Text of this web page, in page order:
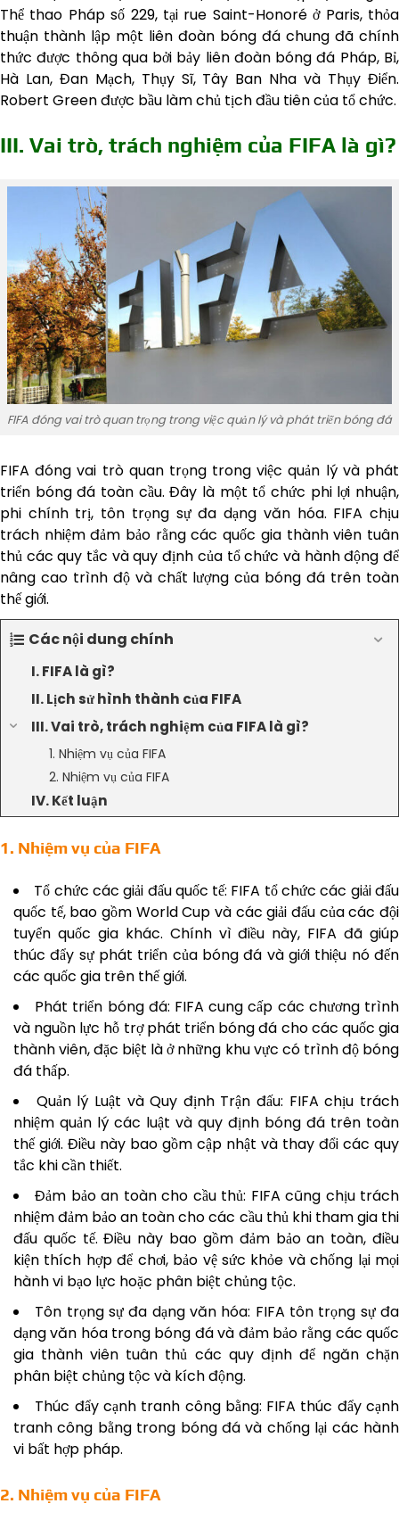
Thể thao Pháp số 229, tại rue Saint-Honoré ở Paris, thỏa
thuận thành lập một liên đoàn bóng đá chung đã chính
thức được thông qua bởi bảy liên đoàn bóng đá Pháp, Bỉ,
Hà Lan, Đan Mạch, Thụy Sĩ, Tây Ban Nha và Thụy Điển.
Robert Green được bầu làm chủ tịch đầu tiên của tổ chức.
III. Vai trò, trách nghiệm của FIFA là gì?
FIFA đóng vai trò quan trọng trong việc quản lý và phát triển bóng đá
FIFA đóng vai trò quan trọng trong việc quản lý và phát
triển bóng đá toàn cầu. Đây là một tổ chức phi lợi nhuận,
phi chính trị, tôn trọng sự đa dạng văn hóa. FIFA chịu
trách nhiệm đảm bảo rằng các quốc gia thành viên tuân
thủ các quy tắc và quy định của tổ chức và hành động để
nâng cao trình độ và chất lượng của bóng đá trên toàn
thế giới.
Các nội dung chính
I. FIFA là gì?
II. Lịch sử hình thành của FIFA
III. Vai trò, trách nghiệm của FIFA là gì?
1. Nhiệm vụ của FIFA
2. Nhiệm vụ của FIFA
IV. Kết luận
1. Nhiệm vụ của FIFA
Tổ chức các giải đấu quốc tế: FIFA tổ chức các giải đấu
quốc tế, bao gồm World Cup và các giải đấu của các đội
tuyển quốc gia khác. Chính vì điều này, FIFA đã giúp
thúc đẩy sự phát triển của bóng đá và giới thiệu nó đến
các quốc gia trên thế giới.
Phát triển bóng đá: FIFA cung cấp các chương trình
và nguồn lực hỗ trợ phát triển bóng đá cho các quốc gia
thành viên, đặc biệt là ở những khu vực có trình độ bóng
đá thấp.
Quản lý Luật và Quy định Trận đấu: FIFA chịu trách
nhiệm quản lý các luật và quy định bóng đá trên toàn
thế giới. Điều này bao gồm cập nhật và thay đổi các quy
tắc khi cần thiết.
Đảm bảo an toàn cho cầu thủ: FIFA cũng chịu trách
nhiệm đảm bảo an toàn cho các cầu thủ khi tham gia thi
đấu quốc tế. Điều này bao gồm đảm bảo an toàn, điều
kiện thích hợp để chơi, bảo vệ sức khỏe và chống lại mọi
hành vi bạo lực hoặc phân biệt chủng tộc.
Tôn trọng sự đa dạng văn hóa: FIFA tôn trọng sự đa
dạng văn hóa trong bóng đá và đảm bảo rằng các quốc
gia thành viên tuân thủ các quy định để ngăn chặn
phân biệt chủng tộc và kích động.
Thúc đẩy cạnh tranh công bằng: FIFA thúc đẩy cạnh
tranh công bằng trong bóng đá và chống lại các hành
vi bất hợp pháp.
2. Nhiệm vụ của FIFA